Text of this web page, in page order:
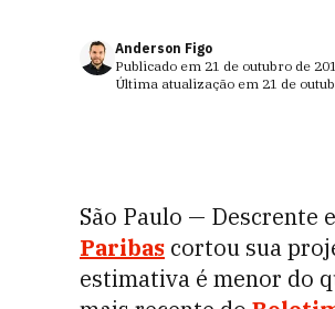
Anderson Figo
Publicado em 21 de outubro de
Última atualização em 21 de
São Paulo — Descrente
Paribas cortou sua
estimativa é menor do